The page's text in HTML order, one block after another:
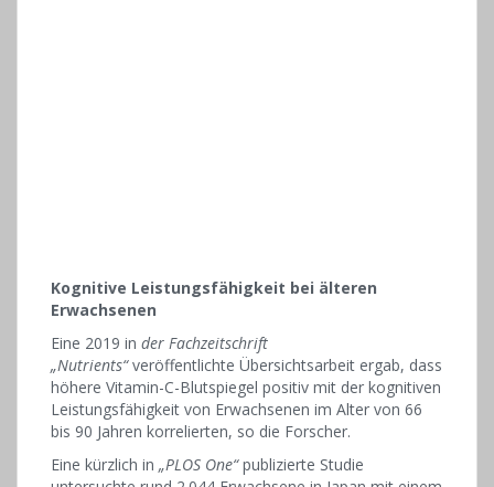
Kognitive Leistungsfähigkeit bei älteren
Erwachsenen
Eine 2019 in der Fachzeitschrift
„Nutrients“veröffentlichte Übersichtsarbeit ergab, dass
höhere Vitamin-C-Blutspiegel positiv mit der kognitiven
Leistungsfähigkeit von Erwachsenen im Alter von 66
bis 90 Jahren korrelierten, so die Forscher.
Eine kürzlich in „PLOS One“publizierte Studie